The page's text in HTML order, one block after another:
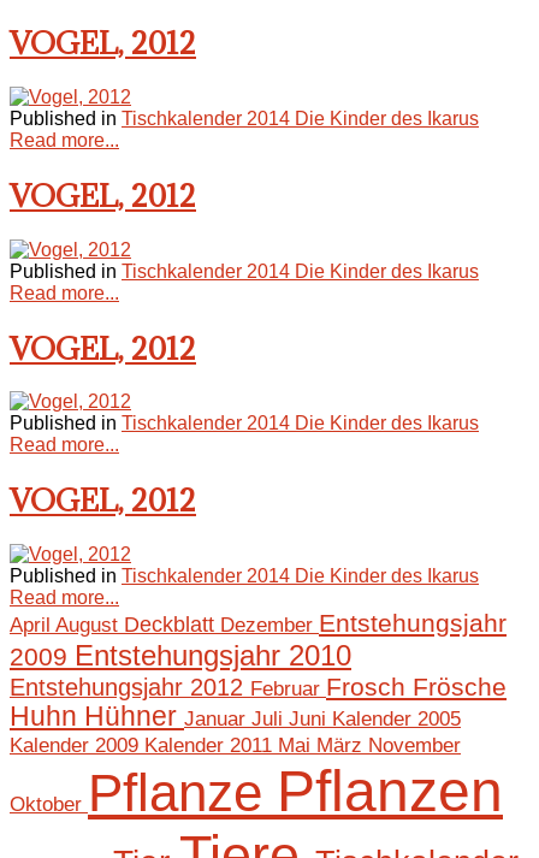
VOGEL, 2012
Published in Tischkalender 2014 Die Kinder des Ikarus
Read more...
VOGEL, 2012
Published in Tischkalender 2014 Die Kinder des Ikarus
Read more...
VOGEL, 2012
Published in Tischkalender 2014 Die Kinder des Ikarus
Read more...
VOGEL, 2012
Published in Tischkalender 2014 Die Kinder des Ikarus
Read more...
April August Deckblatt Dezember Entstehungsjahr
2009 Entstehungsjahr 2010
Entstehungsjahr 2012 Februar Frosch Frösche
Huhn Hühner Januar Juli Juni Kalender 2005
Kalender 2009 Kalender 2011 Mai März November
Oktober Pflanze Pflanzen